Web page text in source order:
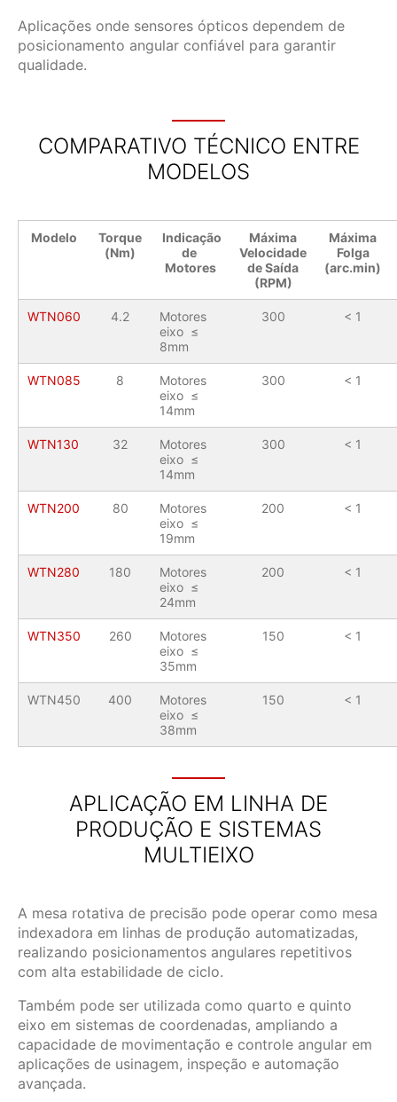
Aplicações onde sensores ópticos dependem de
posicionamento angular confiável para garantir
qualidade.
COMPARATIVO TÉCNICO ENTRE
MODELOS
Modelo
Torque
(Nm)
Indicação
de
Motores
Máxima
Velocidade
de Saída
(RPM)
Máxima
Folga
(arc.min)
WTN060 4.2
Motores
eixo ≤
8mm
300 < 1
WTN085 8
Motores
eixo ≤
14mm
300 < 1
WTN130 32
Motores
eixo ≤
14mm
300 < 1
WTN200 80
Motores
eixo ≤
19mm
200 < 1
WTN280 180
Motores
eixo ≤
24mm
200 < 1
WTN350 260
Motores
eixo ≤
35mm
150 < 1
WTN450 400
Motores
eixo ≤
38mm
150 < 1
APLICAÇÃO EM LINHA DE
PRODUÇÃO E SISTEMAS
MULTIEIXO
A mesa rotativa de precisão pode operar como mesa
indexadora em linhas de produção automatizadas,
realizando posicionamentos angulares repetitivos
com alta estabilidade de ciclo.
Também pode ser utilizada como quarto e quinto
eixo em sistemas de coordenadas, ampliando a
capacidade de movimentação e controle angular em
aplicações de usinagem, inspeção e automação
avançada.